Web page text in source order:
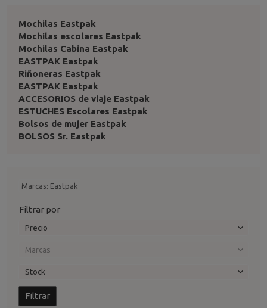
Mochilas Eastpak
Mochilas escolares Eastpak
Mochilas Cabina Eastpak
EASTPAK Eastpak
Riñoneras Eastpak
EASTPAK Eastpak
ACCESORIOS de viaje Eastpak
ESTUCHES Escolares Eastpak
Bolsos de mujer Eastpak
BOLSOS Sr. Eastpak
Marcas: Eastpak
Filtrar por
Precio
Marcas
Stock